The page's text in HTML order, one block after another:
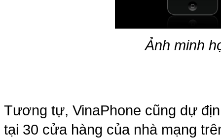
Ảnh minh
Tương tự, VinaPhone cũng dự
tại 30 cửa hàng của nhà mạng